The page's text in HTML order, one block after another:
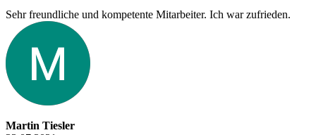
Sehr freundliche und kompetente Mitarbeiter. Ich war zufrieden.
Martin Tiesler